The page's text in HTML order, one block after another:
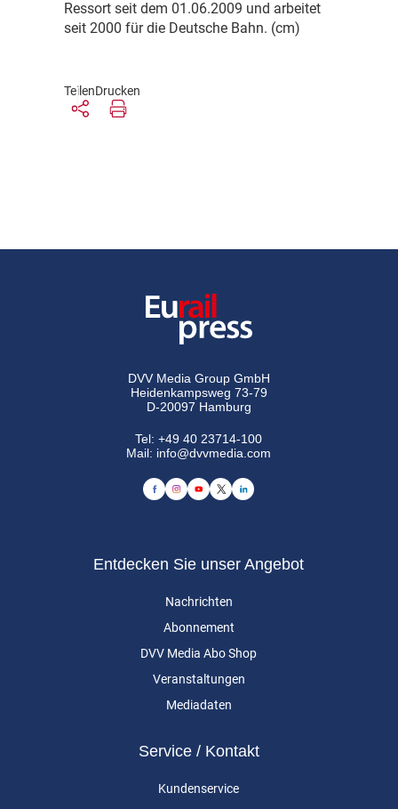
Ressort seit dem 01.06.2009 und arbeitet
seit 2000 für die Deutsche Bahn. (cm)
TeilenDrucken
DVV Media Group GmbH
Heidenkampsweg 73-79
D-20097 Hamburg
Tel:+49 40 23714-100
Mail: info@dvvmedia.com
Entdecken Sie unser Angebot
Nachrichten
Abonnement
DVV Media Abo Shop
Veranstaltungen
Mediadaten
Service / Kontakt
Kundenservice